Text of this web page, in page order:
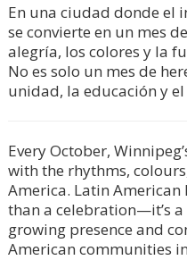
En una ciudad donde el
se convierte en un mes
alegría, los colores y la
No es solo un mes de
unidad, la educación y
Every October,
with the rhythms,
America. Latin
than a celebration—it’s
growing presence and
American communities